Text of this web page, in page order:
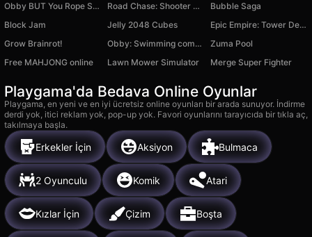
Obby BUT You Rope Swing!
Road Chase: Shooter Realistic Guns
Bubble Saga
Block Jam
Jelly 2048 Cubes
Epic Empire: Tower Defense
Grow Brainrot!
Obby: Swimming competition
Zuma Pool
Free MAHJONG online
Lawn Mower Simulator Merge Super Fighter
Playgama'da Bedava Online Oyunlar
Playgama, en yeni ve en iyi ücretsiz online oyunları bir arada sunuyor. İndirme
derdi yok, itici reklam yok, pop-up yok. Favori oyunlarını tarayıcıda bir tıkla aç,
takılmaya başla.
Erkekler İçin Aksiyon Bulmaca
2 Oyunculu Komik Atari
Kızlar İçin Çizim Boşta